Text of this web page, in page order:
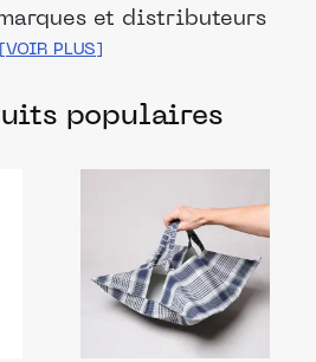
et distributeurs
produits fabriqués dans
avec soin vos
populaires